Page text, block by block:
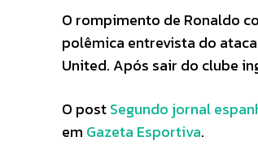
O rompimento de Ronaldo
polêmica entrevista do
United. Após sair do clube
O postSegundo jornal
em Gazeta Esportiva.